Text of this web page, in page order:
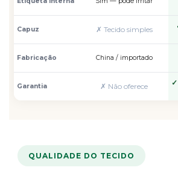
Capuz ✗ Tecido simples
Fabricação China / importado
Garantia ✗ Não oferece ✓
QUALIDADE DO TECIDO